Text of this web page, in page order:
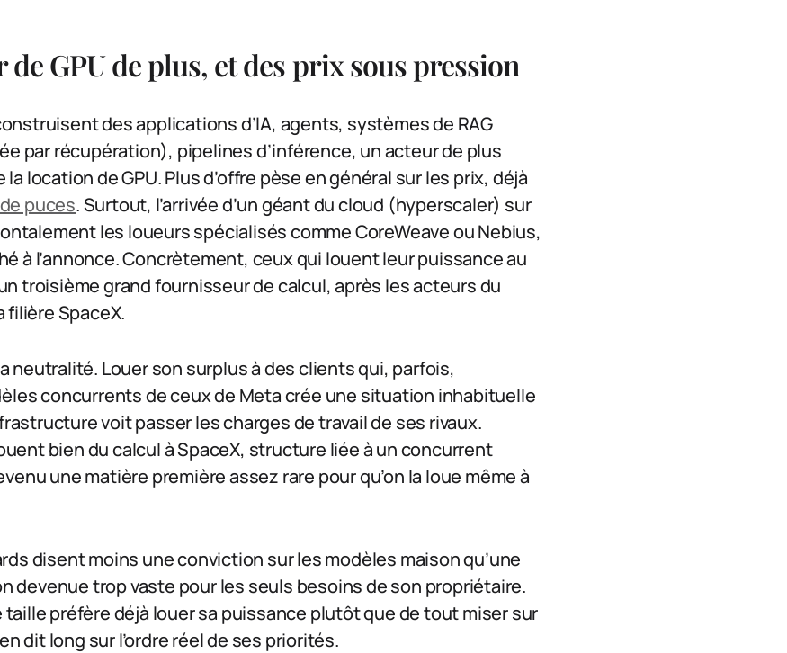
GPU de plus, et des prix sous pression
des applications d’IA, agents, systèmes de RAG
par récupération), pipelines d’inférence, un acteur de plus
location de GPU. Plus d’offre pèse en général sur les prix, déjà
puces. Surtout, l’arrivée d’un géant du cloud (hyperscaler) sur
les loueurs spécialisés comme CoreWeave ou Nebius,
à l’annonce. Concrètement, ceux qui louent leur puissance au
troisième grand fournisseur de calcul, après les acteurs du
SpaceX.
neutralité. Louer son surplus à des clients qui, parfois,
concurrents de ceux de Meta crée une situation inhabituelle
voit passer les charges de travail de ses rivaux.
bien du calcul à SpaceX, structure liée à un concurrent
une matière première assez rare pour qu’on la loue même à
disent moins une conviction sur les modèles maison qu’une
devenue trop vaste pour les seuls besoins de son propriétaire.
taille préfère déjà louer sa puissance plutôt que de tout miser sur
dit long sur l’ordre réel de ses priorités.